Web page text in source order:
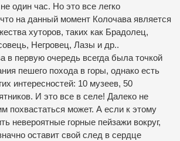
один час. Но это все легко
на данный момент Колочава является
хуторов, таких как Брадолец,
Негровец, Лазы и др..
в первую очередь всегда была точкой
пешего похода в горы, однако есть
интересностей: 10 музеев, 50
И это все в селе! Далеко не
похвастаться может. А если к этому
невероятные горные пейзажи вокруг,
оставит свой след в сердце